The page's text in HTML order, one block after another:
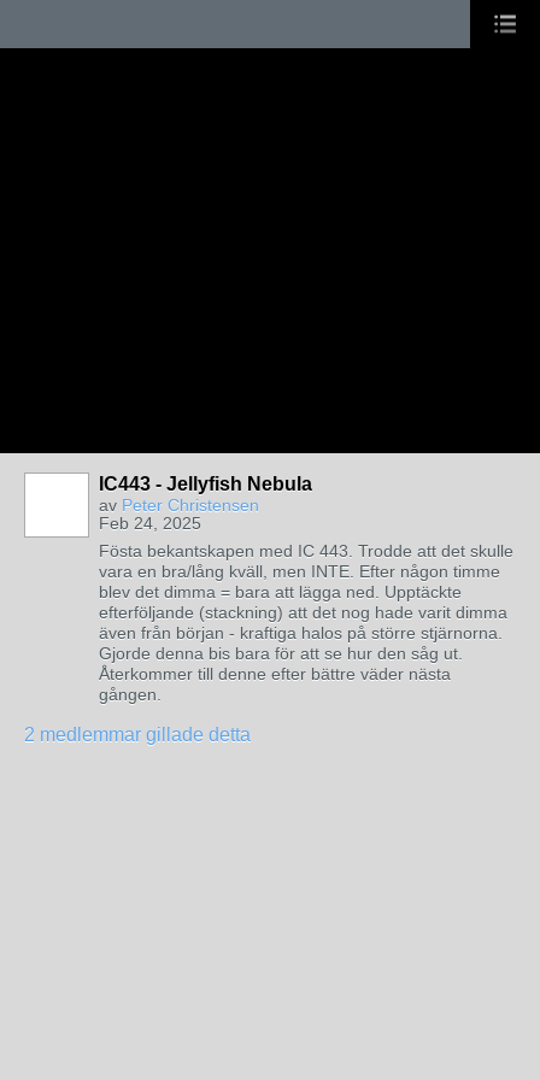
IC443 - Jellyfish Nebula
av Peter Christensen
Feb 24, 2025
Fösta bekantskapen med IC 443. Trodde att det skulle
vara en bra/lång kväll, men INTE. Efter någon timme
blev det dimma = bara att lägga ned. Upptäckte
efterföljande (stackning) att det nog hade varit dimma
även från början - kraftiga halos på större stjärnorna.
Gjorde denna bis bara för att se hur den såg ut.
Återkommer till denne efter bättre väder nästa
gången.
2 medlemmar gillade detta